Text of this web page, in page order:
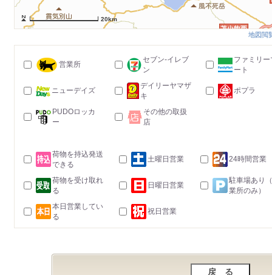
20km
地図閲
営業所
セブン-イレブ
ン
ファミリー
ート
ニューデイズ
デイリーヤマザ
キ
ポプラ
PUDOロッカ
ー
その他の取扱
店
荷物を持込発送
できる
土曜日営業 24時間営業
荷物を受け取れ
る
日曜日営業
駐車場あり
業所のみ）
本日営業してい
る
祝日営業